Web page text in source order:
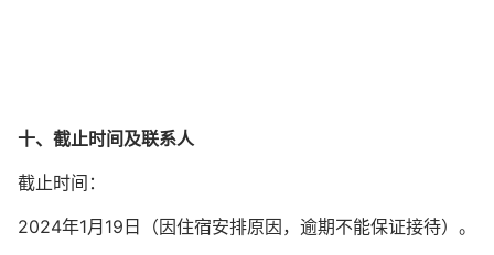
十、截止时间及联系人
截止时间：
2024年1月19日（因住宿安排原因，逾期不能保证接待）。